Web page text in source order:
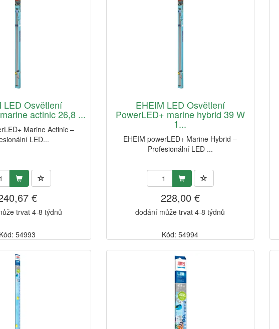
LED Osvětlení
actinic 26,8 ...
Marine Actinic –
LED...
€
trvat 4-8 týdnů
Kód: 54993
EHEIM LED Osvětlení
PowerLED+ marine hybrid 39 W
1...
EHEIM powerLED+ Marine Hybrid –
Profesionální LED ...
228,00 €
dodání může trvat 4-8 týdnů
Kód: 54994